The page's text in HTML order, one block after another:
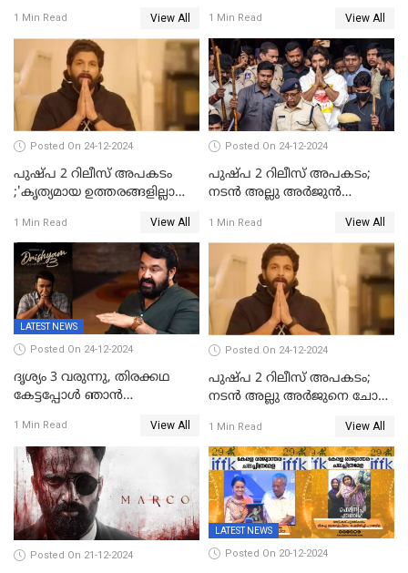
ശ്രീകുമാറിനുമെതിരെ കേസ്
1 Min Read View All
മാതാപിതാക്കൾക്കൊപ്പം
കുട്ടികളുമെത്തുന്നു;
മുഖ്യമന്ത്രിക്ക് പരാതി നൽകി
കെപിസിസി അംഗം
1 Min Read View All
Posted On 24-12-2024
പുഷ്‌പ 2 റിലീസ് അപകടം
;'കൃത്യമായ ഉത്തരങ്ങളില്ലാതെ
1 Min Read View All
Posted On 24-12-2024
പുഷ്പ 2 റിലീസ് അപകടം;
നടന്‍ അല്ലു അര്‍ജുൻ
മുന്നിൽ ഹാജരായി
1 Min Read View All
LATEST NEWS
Posted On 24-12-2024
ദൃശ്യം 3 വരുന്നു, തിരക്കഥ
കേട്ടപ്പോള്‍ ഞാന്‍
സ്ഥിരീകരിച്ച് മോഹൻലാൽ
1 Min Read View All
Posted On 24-12-2024
പുഷ്പ 2 റിലീസ് അപകടം;
നടന്‍ അല്ലു അര്‍ജുനെ ചോദ്യം
1 Min Read View All
Posted On 21-12-2024
LATEST NEWS
Posted On 20-12-2024